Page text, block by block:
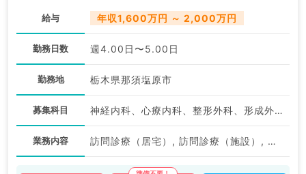
給与 年収1,600万円 ～ 2,000万円
勤務日数 週4.00日〜5.00日
勤務地 栃木県那須塩原市
募集科目 神経内科、心療内科、整形外科、形成外科、美容外科、脳神経外科、呼吸器外科、心臓血管外科、小児外科、一般内科、循環器内科、呼吸器内科、消化器内科、内分泌・代謝内科、腎臓内科、老年内科、外科系全般、一般外科、消化器外科、乳腺外科、スポーツ整形外科、大腸・肛門外科、脊髄・脊椎外科
業務内容 訪問診療（居宅）, 訪問診療（施設）, その他